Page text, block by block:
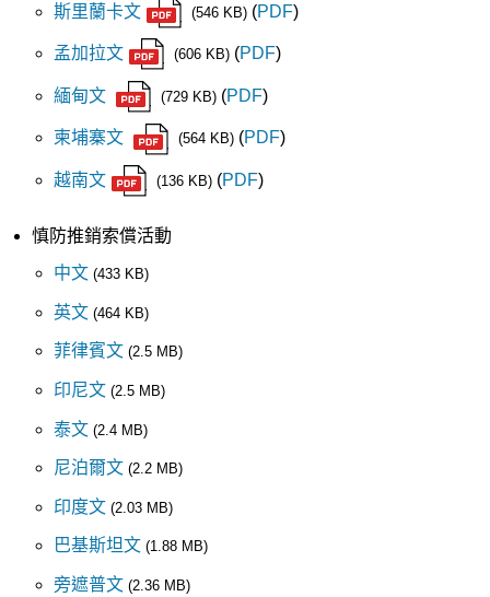
斯里蘭卡文 (546 KB)(PDF)
孟加拉文 (606 KB)(PDF)
緬甸文 (729 KB)(PDF)
柬埔寨文 (564 KB) (PDF)
越南文 (136 KB)(PDF)
慎防推銷索償活動
中文 (433 KB)
英文 (464 KB)
菲律賓文 (2.5 MB)
印尼文 (2.5 MB)
泰文 (2.4 MB)
尼泊爾文 (2.2 MB)
印度文 (2.03 MB)
巴基斯坦文 (1.88 MB)
旁遮普文 (2.36 MB)